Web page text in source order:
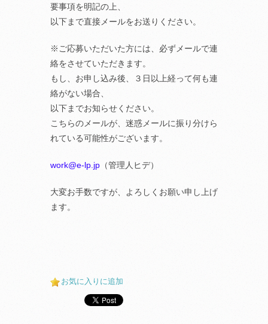
要事項を明記の上、
以下まで直接メールをお送りください。
※ご応募いただいた方には、必ずメールで連
絡をさせていただきます。
もし、お申し込み後、３日以上経って何も連
絡がない場合、
以下までお知らせください。
こちらのメールが、迷惑メールに振り分けら
れている可能性がございます。
work@e-lp.jp （管理人ヒデ）
大変お手数ですが、よろしくお願い申し上げ
ます。
お気に入りに追加